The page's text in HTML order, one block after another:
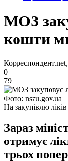
МОЗ
кошти
0
79
Фото: nszu.gov.ua
На закупівлю
Зараз
отримує
трьох